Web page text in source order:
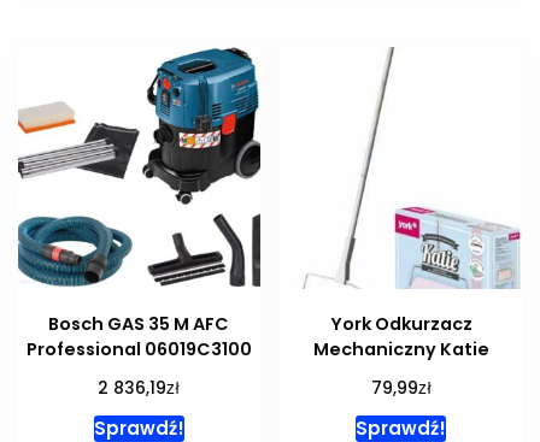
Bosch GAS 35 M AFC
Professional 06019C3100
2 836,19zł
Sprawdź!
York Odkurzacz
Mechaniczny Katie
79,99zł
Sprawdź!